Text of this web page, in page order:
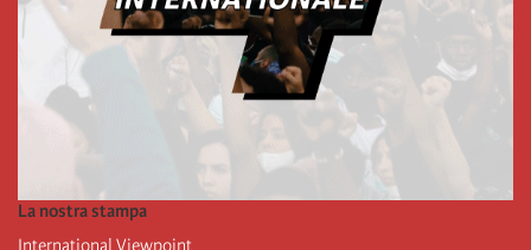
La nostra stampa
International Viewpoint